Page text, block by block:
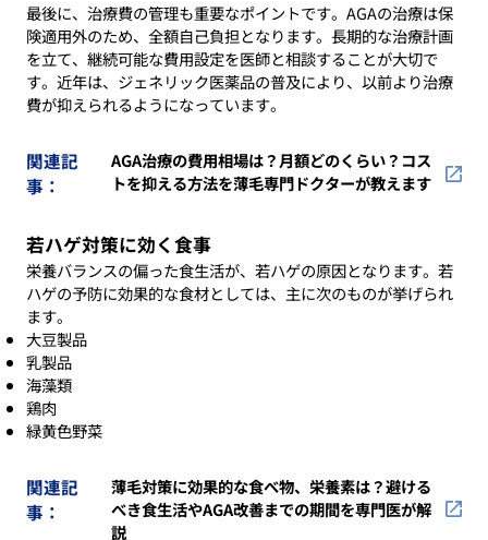
最後に、治療費の管理も重要なポイントです。AGAの治療は保
険適用外のため、全額自己負担となります。長期的な治療計画
を立て、継続可能な費用設定を医師と相談することが大切で
す。近年は、ジェネリック医薬品の普及により、以前より治療
費が抑えられるようになっています。
関連記
事：
AGA治療の費用相場は？月額どのくらい？コス
トを抑える方法を薄毛専門ドクターが教えます
若ハゲ対策に効く食事
栄養バランスの偏った食生活が、若ハゲの原因となります。若
ハゲの予防に効果的な食材としては、主に次のものが挙げられ
ます。
大豆製品
乳製品
海藻類
鶏肉
緑黄色野菜
関連記
事：
薄毛対策に効果的な食べ物、栄養素は？避ける
べき食生活やAGA改善までの期間を専門医が解
説